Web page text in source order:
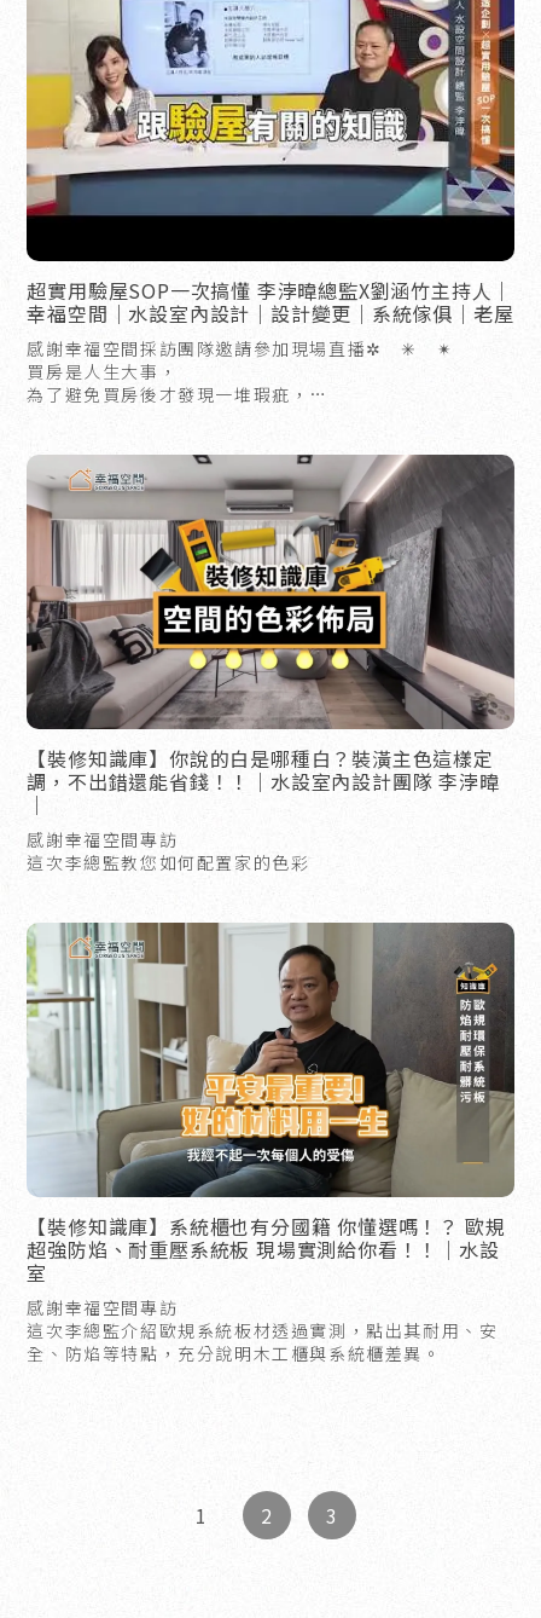
超實用驗屋SOP一次搞懂 李浡暐總監X劉涵竹主持人｜
幸福空間｜水設室內設計｜設計變更｜系統傢俱｜老屋
感謝幸福空間採訪團隊邀請參加現場直播✲ ✳︎ ✴︎
買房是人生大事，
為了避免買房後才發現一堆瑕疵，
房子裡有哪些細節是需要注意的？
【裝修知識庫】你說的白是哪種白？裝潢主色這樣定
調，不出錯還能省錢！！｜水設室內設計團隊 李浡暐
｜
感謝幸福空間專訪
這次李總監教您如何配置家的色彩
【裝修知識庫】系統櫃也有分國籍 你懂選嗎！？ 歐規
超強防焰、耐重壓系統板 現場實測給你看！！｜水設
室
感謝幸福空間專訪
這次李總監介紹歐規系統板材透過實測，點出其耐用、安
全、防焰等特點，充分說明木工櫃與系統櫃差異。
1 2 3